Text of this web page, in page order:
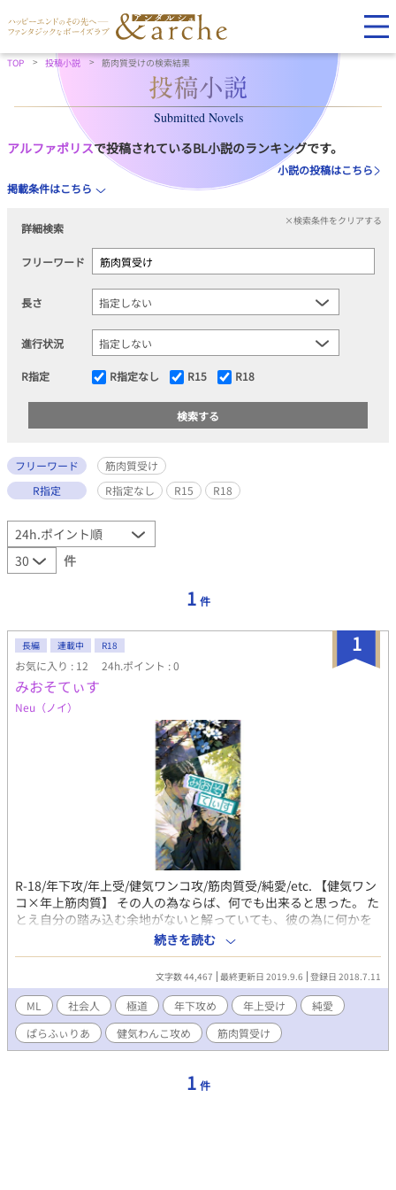
TOP 投稿小説 筋肉質受けの検索結果
Submitted Novels
アルファポリスで投稿されているBL小説のランキングです。
小説の投稿はこちら
掲載条件はこちら
詳細検索
×検索条件をクリアする
フリーワード
長さ
進行状況
R指定 R指定なし R15 R18
フリーワード
筋肉質受け
R指定
R指定なし R15 R18
件
1 件
1
長編 連載中 R18
お気に入り : 12 24h.ポイント : 0
みおそてぃす
Neu（ノイ）
R-18/年下攻/年上受/健気ワンコ攻/筋肉質受/純愛/etc. 【健気ワン
コ×年上筋肉質】 その人の為ならば、何でも出来ると思った。 た
とえ自分の踏み込む余地がないと解っていても、彼の為に何かを
なしたいと、思ったのだ――。 亡くした恋人の影に囚われて生き
ている小畑 智如（オバタ トモユキ）を、長兄の命令で調べ偵察を
始めた志島 淳志（シジマ アツシ）だったが、彼に近付くにつれて
段々と惹かれていくのを止められずにいた。 智如の過去を知り、
仕事を起ち上げた意味を知り、彼の明紫亜（メシア）への想いを
知り、淳志は己の現状に疑問を抱くようになる。 そんな矢先、長
兄が明紫亜を監禁する事件が起き、淳志は智如の為にある決断を
下すのだった。 【ミオソティス（勿忘草）の伝説】 ある日、ドナ
中にある花を見つける。 騎士は恋人のためにその花を摘もうとし
続きを読む
文字数 44,467 最終更新日 2019.9.6 登録日 2018.7.11
ML 社会人 極道 年下攻め 年上受け
純愛
ぱらふぃりあ
健気わんこ攻め 筋肉質受け
1 件